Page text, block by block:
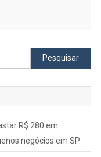
Pesquisar
por:
R$ 280 em
negócios em SP